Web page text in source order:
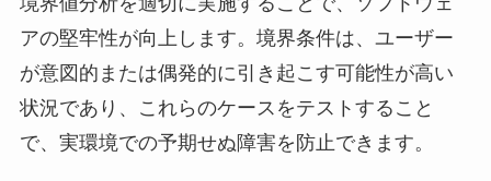
アの堅牢性が向上します。境界条件は、ユーザー
が意図的または偶発的に引き起こす可能性が高い
状況であり、これらのケースをテストすること
で、実環境での予期せぬ障害を防止できます。